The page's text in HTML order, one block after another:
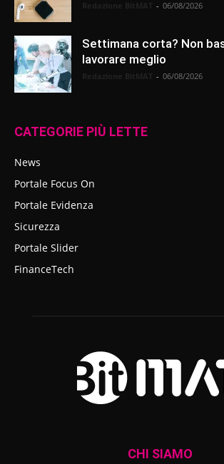
- 06/08/2026
Settimana corta? Non
lavorare meglio
- 06/08/2026
CATEGORIE PIÙ LETTE
News
Portale Focus On
Portale Evidenza
Sicurezza
Portale Slider
FinanceTech
CHI SIAMO